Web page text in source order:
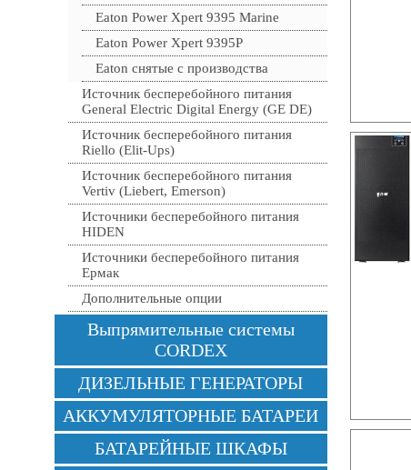
Eaton Power Xpert 9395 Marine
Eaton Power Xpert 9395P
Eaton снятые с производства
Источник бесперебойного питания
General Electric Digital Energy (GE DE)
Источник бесперебойного питания
Riello (Elit-Ups)
Источник бесперебойного питания
Vertiv (Liebert, Emerson)
Источники бесперебойного питания
HIDEN
Источники бесперебойного питания
Ермак
Дополнительные опции
Выпрямительные системы
CORDEX
ДИЗЕЛЬНЫЕ ГЕНЕРАТОРЫ
АККУМУЛЯТОРНЫЕ БАТАРЕИ
БАТАРЕЙНЫЕ ШКАФЫ